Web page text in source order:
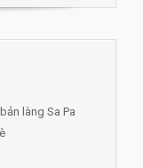
làng Sa Pa